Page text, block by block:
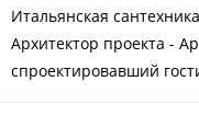
Итальянская
Архитектор проекта -
спроектировавший